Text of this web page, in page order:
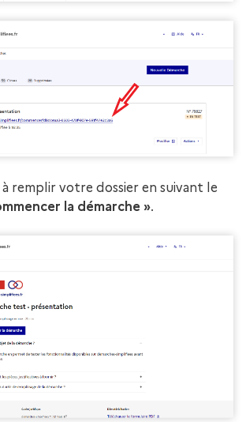
remplir votre dossier en suivant le
la démarche ».